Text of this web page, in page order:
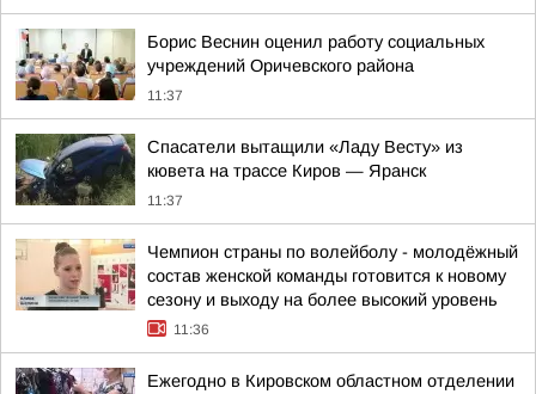
Борис Веснин оценил работу социальных
учреждений Оричевского района
11:37
Спасатели вытащили «Ладу Весту» из
кювета на трассе Киров — Яранск
11:37
Чемпион страны по волейболу - молодёжный
состав женской команды готовится к новому
сезону и выходу на более высокий уровень
11:36
Ежегодно в Кировском областном отделении